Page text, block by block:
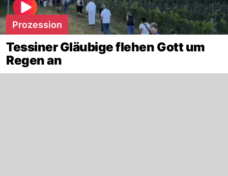
Prozession
Tessiner Gläubige flehen Gott um
Regen an